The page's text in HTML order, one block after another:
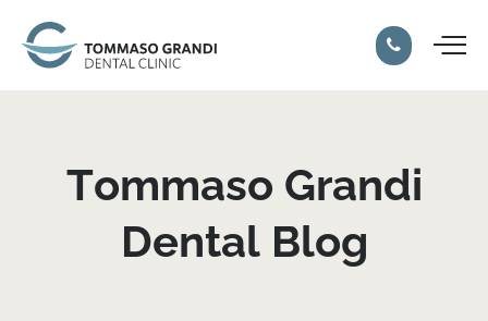
Tommaso Grandi
Dental Blog